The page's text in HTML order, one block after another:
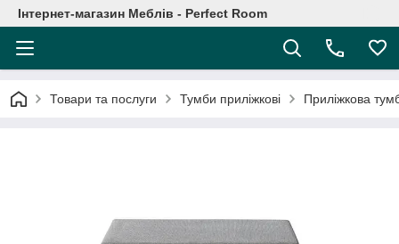
Інтернет-магазин Меблів - Perfect Room
Товари та послуги Тумби приліжкові Приліжкова